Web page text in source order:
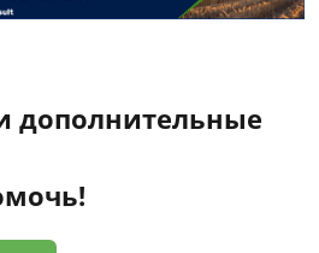
дополнительные